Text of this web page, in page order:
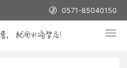
0571-85040150